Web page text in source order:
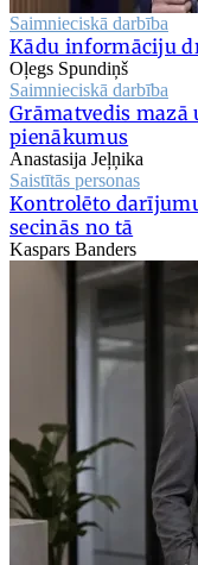
Saimnieciskā darbība
Kādu informāciju
Oļegs Spundiņš
Saimnieciskā darbība
Grāmatvedis
pienākumus
Anastasija Jeļņika
Saistītās personas
Kontrolēto
secinās no tā
Kaspars Banders